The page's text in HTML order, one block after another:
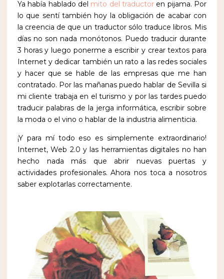
Ya había hablado del mito del traductor en pijama. Por
lo que sentí también hoy la obligación de acabar con
la creencia de que un traductor sólo traduce libros. Mis
días no son nada monótonos. Puedo traducir durante
3 horas y luego ponerme a escribir y crear textos para
Internet y dedicar también un rato a las redes sociales
y hacer que se hable de las empresas que me han
contratado. Por las mañanas puedo hablar de Sevilla si
mi cliente trabaja en el turismo y por las tardes puedo
traducir palabras de la jerga informática, escribir sobre
la moda o el vino o hablar de la industria alimenticia.
¡Y para mí todo eso es simplemente extraordinario!
Internet, Web 2.0 y las herramientas digitales no han
hecho nada más que abrir nuevas puertas y
actividades profesionales. Ahora nos toca a nosotros
saber explotarlas correctamente.